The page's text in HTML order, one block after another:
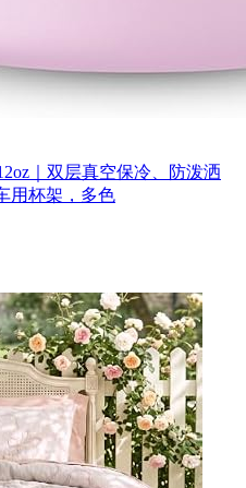
｜双层真空保冷、防泼洒
用杯架，多色